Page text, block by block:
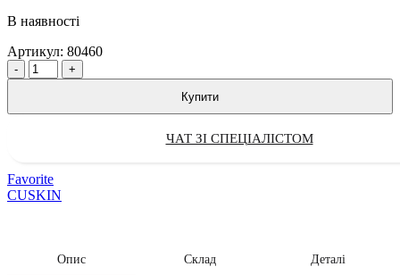
В наявності
Артикул: 80460
Quantity
Купити
ЧАТ ЗІ СПЕЦІАЛІСТОМ
Favorite
CUSKIN
Опис Склад Деталі